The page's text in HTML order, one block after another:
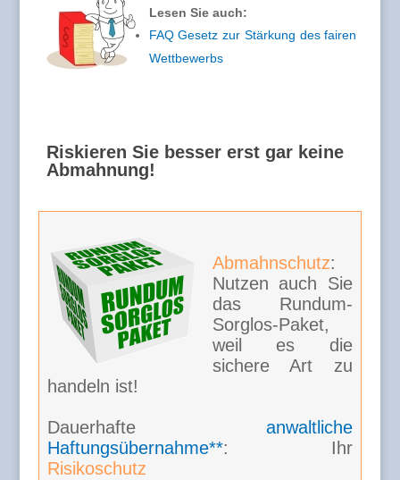
Lesen Sie auch:
FAQ Gesetz zur Stärkung des fairen
Wettbewerbs
Riskieren Sie besser erst gar keine
Abmahnung!
Abmahnschutz:
Nutzen auch Sie
das Rundum-
Sorglos-Paket,
weil es die
sichere Art zu
handeln ist!
Dauerhafteanwaltliche
Haftungsübernahme**: Ihr
Risikoschutz